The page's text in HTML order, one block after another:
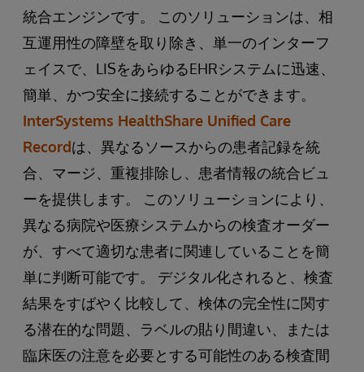
統合エンジンです。 このソリューションは、相
互運用性の障壁を取り除き、単一のインターフ
ェイスで、LISをあらゆるEHRシステムに迅速、
簡単、かつ安全に接続することができます。
InterSystems HealthShare Unified Care
Recordは、異なるソースからの患者記録を統
合、マージ、重複排除し、患者情報の統合ビュ
ーを提供します。 このソリューションにより、
異なる病院や医療システムからの検査オーダー
が、すべて適切な患者に関連していることを簡
単に判断可能です。 デジタル化されると、検査
結果をすばやく比較して、検体の完全性に関す
る潜在的な問題、ラベルの貼り間違い、または
臨床医の注意を必要とする可能性のある検査間